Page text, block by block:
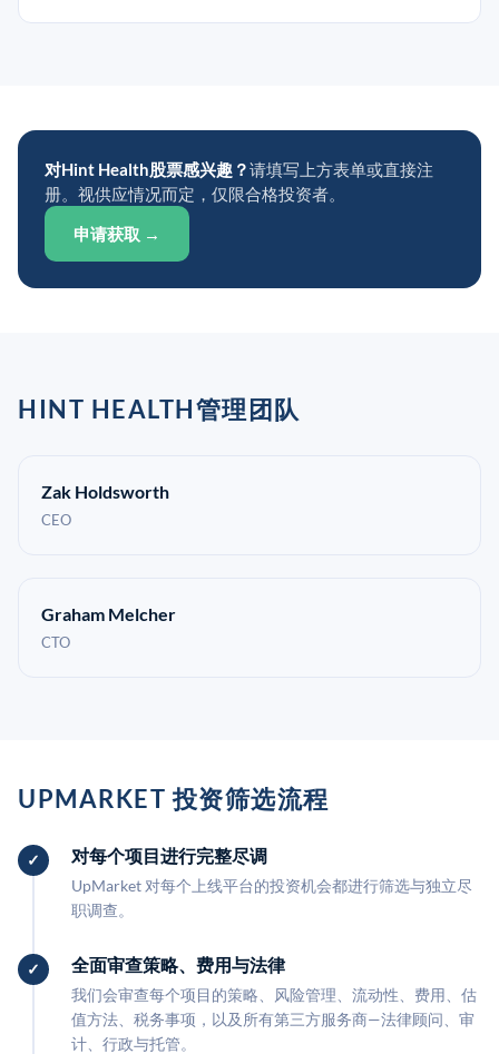
对Hint Health股票感兴趣？请填写上方表单或直接注
册。视供应情况而定，仅限合格投资者。
申请获取 →
HINT HEALTH管理团队
Zak Holdsworth
CEO
Graham Melcher
CTO
UPMARKET 投资筛选流程
对每个项目进行完整尽调
UpMarket 对每个上线平台的投资机会都进行筛选与独立尽
职调查。
全面审查策略、费用与法律
我们会审查每个项目的策略、风险管理、流动性、费用、估
值方法、税务事项，以及所有第三方服务商—法律顾问、审
计、行政与托管。